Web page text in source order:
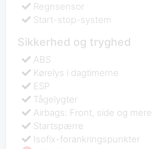
Regnsensor
Start-stop-system
Sikkerhed og tryghed
ABS
Kørelys i dagtimerne
ESP
Tågelygter
Airbags: Front, side og mere
Startspærre
Isofix-forankringspunkter